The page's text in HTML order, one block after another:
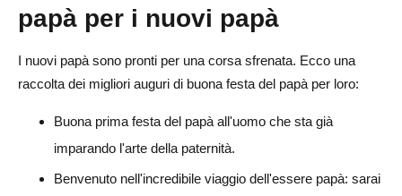
papà per i nuovi papà
I nuovi papà sono pronti per una corsa sfrenata. Ecco una
raccolta dei migliori auguri di buona festa del papà per loro:
Buona prima festa del papà all'uomo che sta già
imparando l'arte della paternità.
Benvenuto nell'incredibile viaggio dell'essere papà: sarai